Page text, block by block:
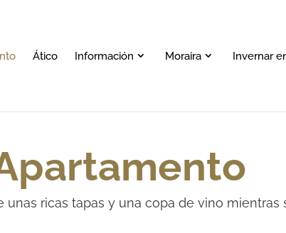
Ático Información Moraira Invernar
ricas tapas y una copa de vino mientras